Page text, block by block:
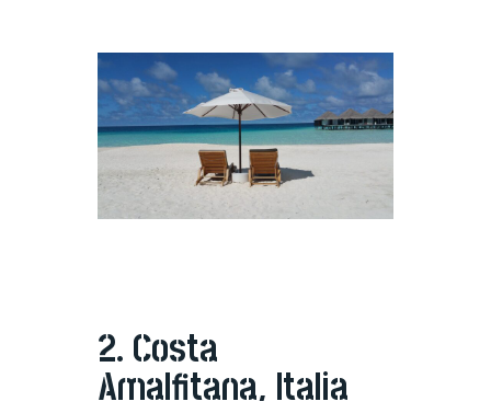
2. Costa
Amalfitana, Italia